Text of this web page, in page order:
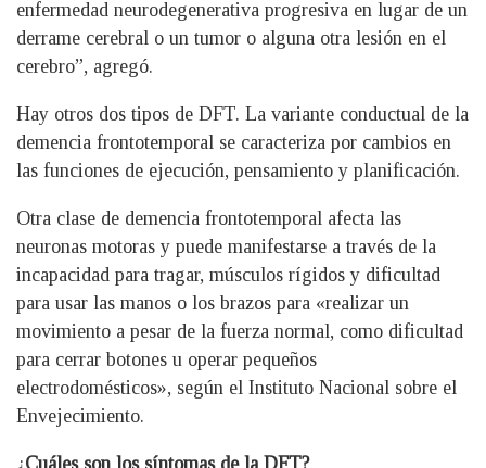
enfermedad neurodegenerativa progresiva en lugar de un
derrame cerebral o un tumor o alguna otra lesión en el
cerebro”, agregó.
Hay otros dos tipos de DFT. La variante conductual de la
demencia frontotemporal se caracteriza por cambios en
las funciones de ejecución, pensamiento y planificación.
Otra clase de demencia frontotemporal afecta las
neuronas motoras y puede manifestarse a través de la
incapacidad para tragar, músculos rígidos y dificultad
para usar las manos o los brazos para «realizar un
movimiento a pesar de la fuerza normal, como dificultad
para cerrar botones u operar pequeños
electrodomésticos», según el Instituto Nacional sobre el
Envejecimiento.